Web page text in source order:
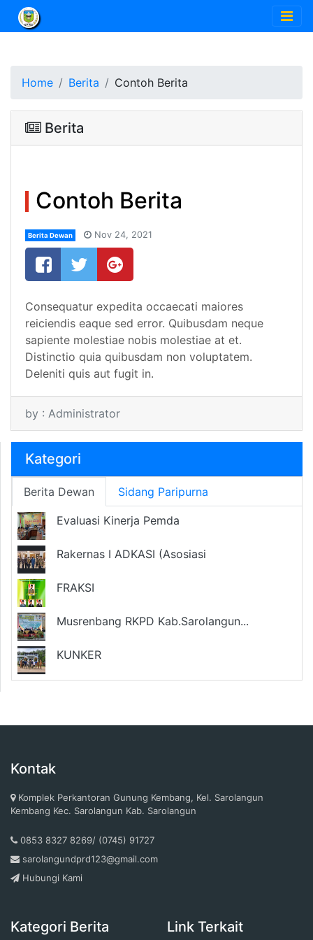
Home Berita Contoh Berita
Berita
Contoh Berita
Berita Dewan Nov 24, 2021
Consequatur expedita occaecati maiores
reiciendis eaque sed error. Quibusdam neque
sapiente molestiae nobis molestiae at et.
Distinctio quia quibusdam non voluptatem.
Deleniti quis aut fugit in.
by : Administrator
Kategori
Berita Dewan Sidang Paripurna
Evaluasi Kinerja Pemda
Rakernas I ADKASI (Asosiasi
FRAKSI
Musrenbang RKPD Kab.Sarolangun...
KUNKER
Kontak
Komplek Perkantoran Gunung Kembang, Kel. Sarolangun
Kembang Kec. Sarolangun Kab. Sarolangun
0853 8327 8269/ (0745) 91727
sarolangundprd123@gmail.com
Hubungi Kami
Kategori Berita Link Terkait